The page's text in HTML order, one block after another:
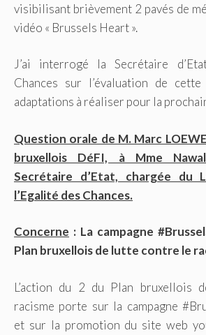
visibilisant brièvement 2 pavés de
vidéo « Brussels Heart ».
J’ai interrogé la Secrétaire
Chances sur l’évaluation de
adaptations à réaliser pour la
Question orale de M. Marc
bruxellois DéFI, à Mme
Secrétaire d’Etat, chargée du
l’Egalité des Chances.
Concerne : La campagne
Plan bruxellois de lutte contre le
L’action du 2 du Plan bruxellois
racisme porte sur la campagne
et sur la promotion du site web